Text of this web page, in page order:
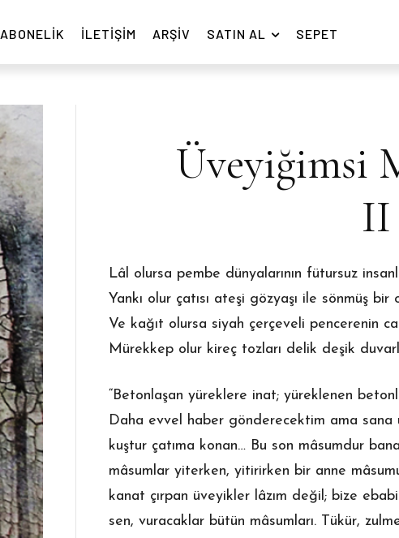
ABONELIK İLETIŞIM ARŞIV SATIN AL SEPET
Üveyiğimsi
II
Lâl olursa pembe dünyalarının fütursuz
Yankı olur çatısı ateşi gözyaşı ile sönmüş bir
Ve kağıt olursa siyah çerçeveli pencerenin
Mürekkep olur kireç tozları delik deşik
“Betonlaşan yüreklere inat; yüreklenen
Daha evvel haber gönderecektim ama sana
kuştur çatıma konan… Bu son mâsumdur
mâsumlar yiterken, yitirirken bir anne
kanat çırpan üveyikler lâzım değil; bize
sen, vuracaklar bütün mâsumları. Tükür,